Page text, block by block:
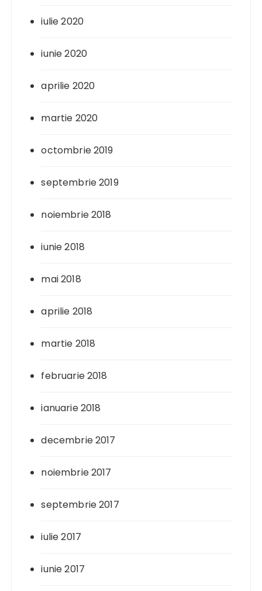
iulie 2020
iunie 2020
aprilie 2020
martie 2020
octombrie 2019
septembrie 2019
noiembrie 2018
iunie 2018
mai 2018
aprilie 2018
martie 2018
februarie 2018
ianuarie 2018
decembrie 2017
noiembrie 2017
septembrie 2017
iulie 2017
iunie 2017